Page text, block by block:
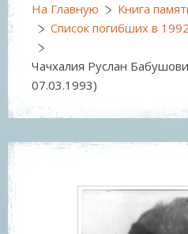
На Главную
Книга
Список погибших в
Чачхалия Руслан
07.03.1993)